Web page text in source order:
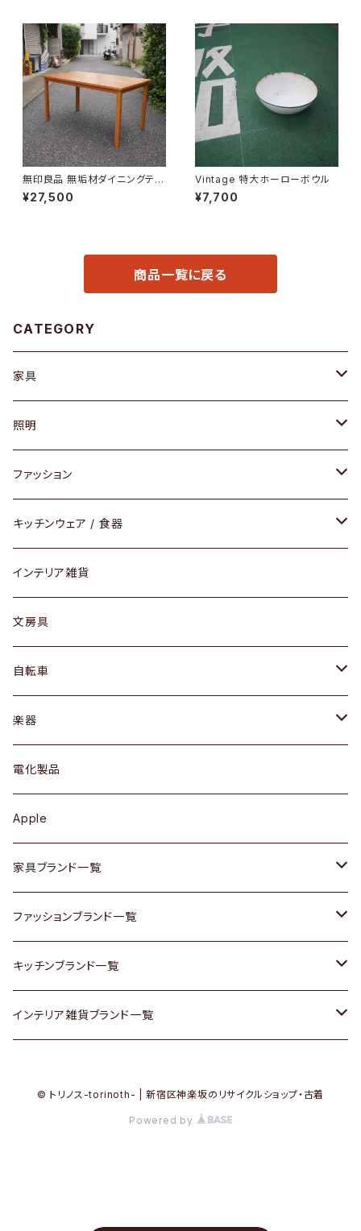
無印良品 無垢材ダイニングテー
ブル
¥27,500
Vintage 特大ホーローボウル
¥7,700
商品一覧に戻る
CATEGORY
家具
ソファ / ベンチ
チェア / スツール
ダイニングセット / ダイニングテーブル
ローテーブル / サイドテーブル
デスク / コンソール
ドレッサー
シェルフ
キュリオケース / 飾り棚
カップボード / 食器棚
チェスト
その他家具
Vintageヴィンテージ / Antiqueアンティーク
Designers / デザイナーズ
照明
ペンダントライト
テーブルランプ / デスクスタンド
フロアライト
ファッション
アクセサリー
リング
ピアス / イヤリング
財布
バッグ
アウター
トップス
ワンピース
ボトムス
靴
スカーフ
腕時計
Vintage / ヴィンテージ
キッチンウェア / 食器
グラス / タンブラー
カップ / マグ
プレート / ボウル
カトラリー
ケトル / ティーポット
鍋 / フライパン
Vintage / ヴィンテージ
銀製品
和物 / 作家物
その他キッチン雑貨
インテリア雑貨
文房具
自転車
dahon
楽器
ギター
ベース
その他楽器
電化製品
Apple
家具ブランド一覧
ACME Furniture / アクメ ファニチャー
ACTUS / アクタス
arflex / アルフレックス
ファッションブランド一覧
agnes b / アニエス ベー
BALLY / バリー
キッチンブランド一覧
ARABIA / アラビア
インテリア雑貨ブランド一覧
© トリノス-torinoth- | 新宿区神楽坂のリサイクルショップ・古着
Powered by